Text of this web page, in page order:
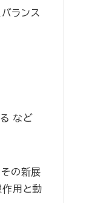
ランス
など
の新展
用と動